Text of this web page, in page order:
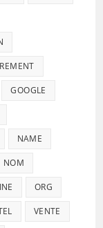
GOOGLE
NAME
NOM
ORG
VENTE